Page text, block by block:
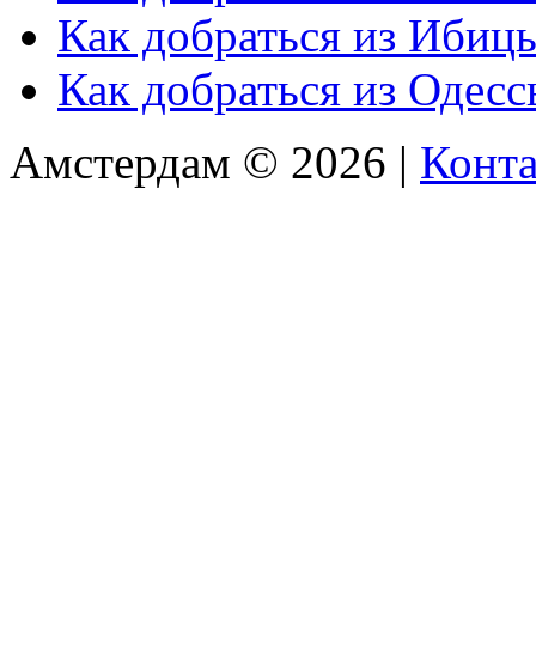
Как добраться из
Как добраться из
Амстердам © 2026 |